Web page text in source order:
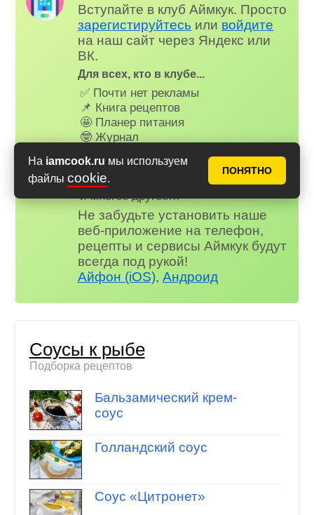
На iamcook.ru мы используем
файлы cookie.
ПОНЯТНО
Вступайте в клуб Аймкук. Просто
зарегистируйтесь или войдите
на наш сайт через Яндекс или
ВК.
Для всех, кто в клубе...
✅ Почти нет рекламы
📌 Книга рецептов
🤩 Планер питания
🤓 Журнал
😋 Фотоотчеты
😃 Комментарии
и многое другое…
Не забудьте установить наше
веб-приложение на телефон,
рецепты и сервисы Аймкук будут
всегда под рукой!
Айфон (iOS),Андроид
Соусы к рыбе
Подборка рецептов
Бальзамический крем-
соус
Голландский соус
Соус «Цитронет»